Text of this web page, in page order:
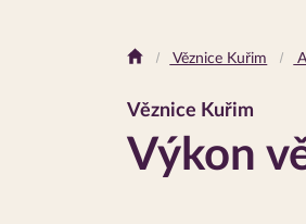
Drobečková
Věznice Kuřim
Věznice Kuřim
Výkon